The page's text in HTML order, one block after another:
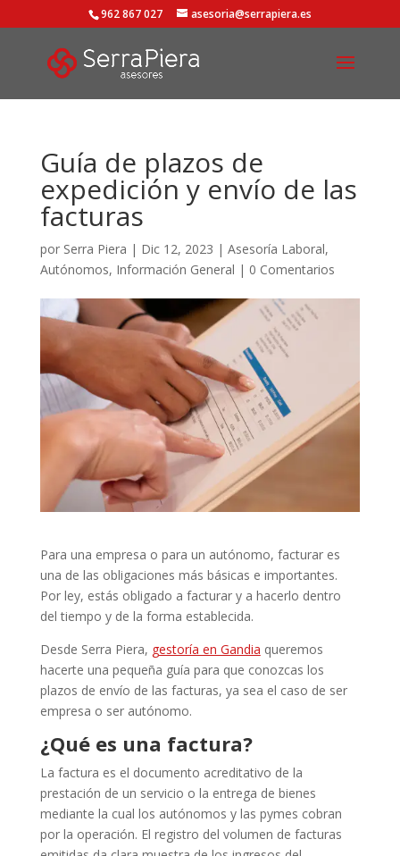
962 867 027 asesoria@serrapiera.es
Guía de plazos de
expedición y envío de las
facturas
por Serra Piera | Dic 12, 2023 | Asesoría Laboral,
Autónomos, Información General | 0 Comentarios
Para una empresa o para un autónomo, facturar es
una de las obligaciones más básicas e importantes.
Por ley, estás obligado a facturar y a hacerlo dentro
del tiempo y de la forma establecida.
Desde Serra Piera, gestoría en Gandia queremos
hacerte una pequeña guía para que conozcas los
plazos de envío de las facturas, ya sea el caso de ser
empresa o ser autónomo.
¿Qué es una factura?
La factura es el documento acreditativo de la
prestación de un servicio o la entrega de bienes
mediante la cual los autónomos y las pymes cobran
por la operación. El registro del volumen de facturas